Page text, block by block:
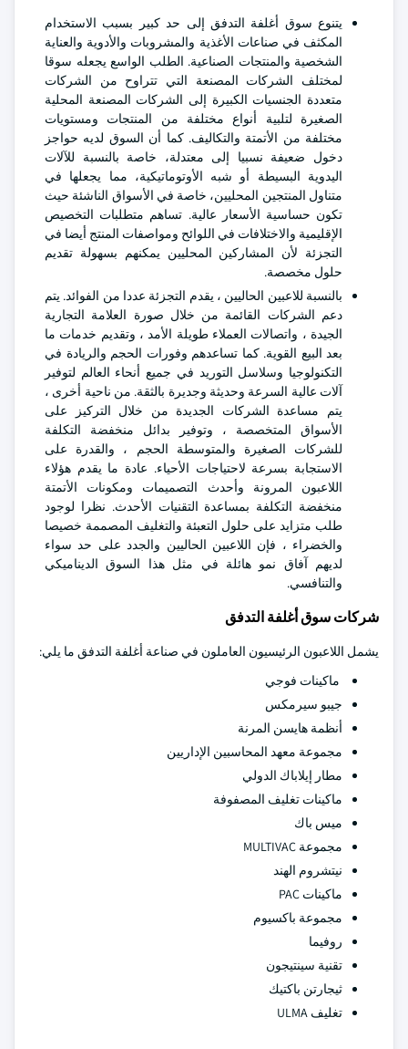
يتنوع سوق أغلفة التدفق إلى حد كبير بسبب الاستخدام
المكثف في صناعات الأغذية والمشروبات والأدوية والعناية
الشخصية والمنتجات الصناعية. الطلب الواسع يجعله سوقا
لمختلف الشركات المصنعة التي تتراوح من الشركات
متعددة الجنسيات الكبيرة إلى الشركات المصنعة المحلية
الصغيرة لتلبية أنواع مختلفة من المنتجات ومستويات
مختلفة من الأتمتة والتكاليف. كما أن السوق لديه حواجز
دخول ضعيفة نسبيا إلى معتدلة، خاصة بالنسبة للآلات
اليدوية البسيطة أو شبه الأوتوماتيكية، مما يجعلها في
متناول المنتجين المحليين، خاصة في الأسواق الناشئة حيث
تكون حساسية الأسعار عالية. تساهم متطلبات التخصيص
الإقليمية والاختلافات في اللوائح ومواصفات المنتج أيضا في
التجزئة لأن المشاركين المحليين يمكنهم بسهولة تقديم
حلول مخصصة.
بالنسبة للاعبين الحاليين ، يقدم التجزئة عددا من الفوائد. يتم
دعم الشركات القائمة من خلال صورة العلامة التجارية
الجيدة ، واتصالات العملاء طويلة الأمد ، وتقديم خدمات ما
بعد البيع القوية. كما تساعدهم وفورات الحجم والريادة في
التكنولوجيا وسلاسل التوريد في جميع أنحاء العالم لتوفير
آلات عالية السرعة وحديثة وجديرة بالثقة. من ناحية أخرى ،
يتم مساعدة الشركات الجديدة من خلال التركيز على
الأسواق المتخصصة ، وتوفير بدائل منخفضة التكلفة
للشركات الصغيرة والمتوسطة الحجم ، والقدرة على
الاستجابة بسرعة لاحتياجات الأحياء. عادة ما يقدم هؤلاء
اللاعبون المرونة وأحدث التصميمات ومكونات الأتمتة
منخفضة التكلفة بمساعدة التقنيات الأحدث. نظرا لوجود
طلب متزايد على حلول التعبئة والتغليف المصممة خصيصا
والخضراء ، فإن اللاعبين الحاليين والجدد على حد سواء
لديهم آفاق نمو هائلة في مثل هذا السوق الديناميكي
والتنافسي.
شركات سوق أغلفة التدفق
يشمل اللاعبون الرئيسيون العاملون في صناعة أغلفة التدفق ما يلي:
ماكينات فوجي
جيبو سيرمكس
أنظمة هايسن المرنة
مجموعة معهد المحاسبين الإداريين
مطار إيلاباك الدولي
ماكينات تغليف المصفوفة
ميس باك
مجموعة MULTIVAC
نيتشروم الهند
ماكينات PAC
مجموعة باكسيوم
روفيما
تقنية سينتيجون
ثيجارتن باكتيك
تغليف ULMA